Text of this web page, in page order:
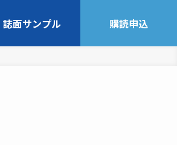
誌面サンプル 購読申込